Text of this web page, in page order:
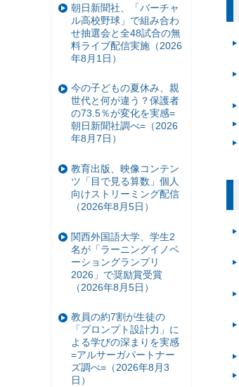
朝日新聞社、「バーチャ
ル高校野球」で組み合わ
せ抽選会と全48試合の無
料ライブ配信実施（2026
年8月1日）
今の子どもの夏休み、親
世代と何が違う？保護者
の73.5％が変化を実感=
朝日新聞社調べ=（2026
年8月7日）
教育出版、映像コンテン
ツ「目で見る算数」個人
向けストリーミング配信
（2026年8月5日）
関西外国語大学、学生2
名が「ラーニングイノベ
ーショングランプリ
2026」で奨励賞受賞
（2026年8月5日）
教員の約7割が生徒の
「プロンプト設計力」に
よる学びの深まりを実感
=アルサーガパートナー
ズ調べ=（2026年8月3
日）